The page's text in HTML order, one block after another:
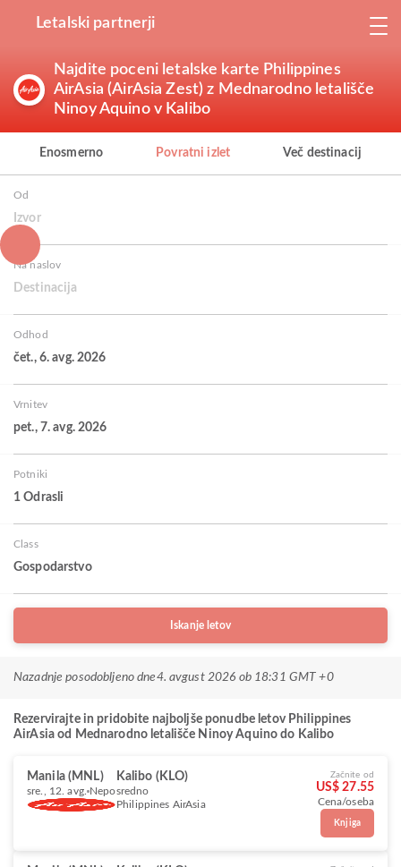
Letalski partnerji
Najdite poceni letalske karte Philippines
AirAsia (AirAsia Zest) z Mednarodno letališče
Ninoy Aquino v Kalibo
Enosmerno Povratni izlet Več destinacij
Od
Izvor
Na naslov
Destinacija
Odhod
čet., 6. avg. 2026
Vrnitev
pet., 7. avg. 2026
Potniki
1 Odrasli
Class
Gospodarstvo
Iskanje letov
Nazadnje posodobljeno dne4. avgust 2026 ob 18:31 GMT +0
Rezervirajte in pridobite najboljše ponudbe letov Philippines
AirAsia od Mednarodno letališče Ninoy Aquino do Kalibo
Manila (MNL) Kalibo (KLO)
sre., 12. avg. Neposredno
Philippines AirAsia
Začnite od
US$ 27.55
Cena/oseba
Knjiga